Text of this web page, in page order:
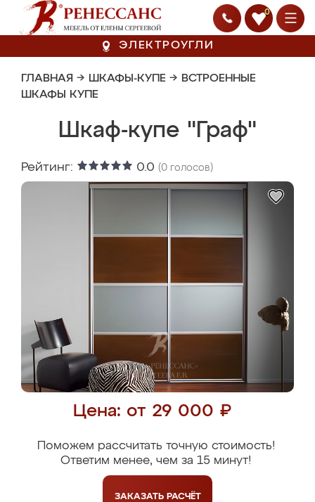
0
ЭЛЕКТРОУГЛИ
ГЛАВНАЯ → ШКАФЫ-КУПЕ → ВСТРОЕННЫЕ
ШКАФЫ КУПЕ
Шкаф-купе "Граф"
Рейтинг: 0.0 (0 голосов)
Цена: от 29 000 ₽
Поможем рассчитать точную стоимость!
Ответим менее, чем за 15 минут!
ЗАКАЗАТЬ РАСЧЁТ